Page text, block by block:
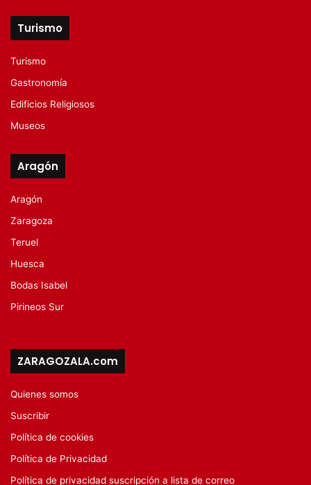
Turismo
Turismo
Gastronomía
Edificios Religiosos
Museos
Aragón
Aragón
Zaragoza
Teruel
Huesca
Bodas Isabel
Pirineos Sur
ZARAGOZALA.com
Quienes somos
Suscribir
Política de cookies
Política de Privacidad
Política de privacidad suscripción a lista de correo